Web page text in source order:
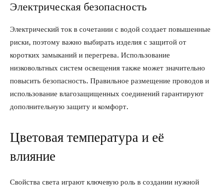
Электрическая безопасность
Электрический ток в сочетании с водой создает повышенные
риски, поэтому важно выбирать изделия с защитой от
коротких замыканий и перегрева. Использование
низковольтных систем освещения также может значительно
повысить безопасность. Правильное размещение проводов и
использование влагозащищенных соединений гарантируют
дополнительную защиту и комфорт.
Цветовая температура и её
влияние
Свойства света играют ключевую роль в создании нужной